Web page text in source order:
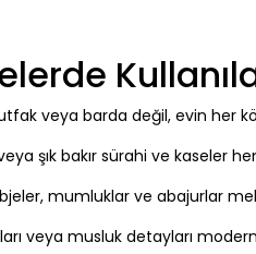
veya barda değil, evin her
şık bakır sürahi ve kaseler
mumluklar ve abajurlar
veya musluk detayları